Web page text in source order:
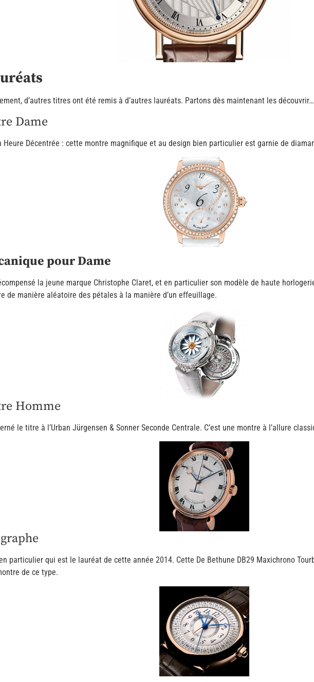
d’autres titres ont été remis à d’autres lauréats. Partons dès maintenant les découvrir…
Dame
Heure Décentrée : cette montre magnifique et au design bien particulier est garnie de
pour Dame
la jeune marque Christophe Claret, et en particulier son modèle de haute
de manière aléatoire des pétales à la manière d’un effeuillage.
Homme
le titre à l’Urban Jürgensen & Sonner Seconde Centrale. C’est une montre à l’allure
particulier qui est le lauréat de cette année 2014. Cette De Bethune DB29 Maxichrono
de ce type.